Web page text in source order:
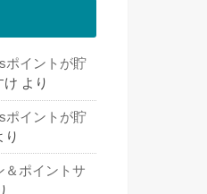
ポイントが貯
け より
ポイントが貯
り
＆ポイントサ